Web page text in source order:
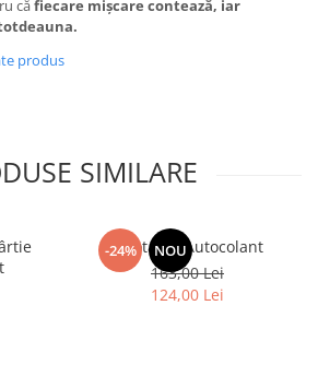
căfiecare mișcare contează, iar
produs
SIMILARE
-24% NOU
Fototapet Autocolant
163,00 Lei
124,00 Lei